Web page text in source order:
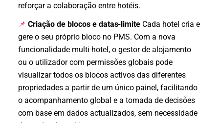
reforçar a colaboração entre hotéis.
📌 Criação de blocos e datas-limite Cada hotel cria e
gere o seu próprio bloco no PMS. Com a nova
funcionalidade multi-hotel, o gestor de alojamento
ou o utilizador com permissões globais pode
visualizar todos os blocos activos das diferentes
propriedades a partir de um único painel, facilitando
o acompanhamento global e a tomada de decisões
com base em dados actualizados, sem necessidade